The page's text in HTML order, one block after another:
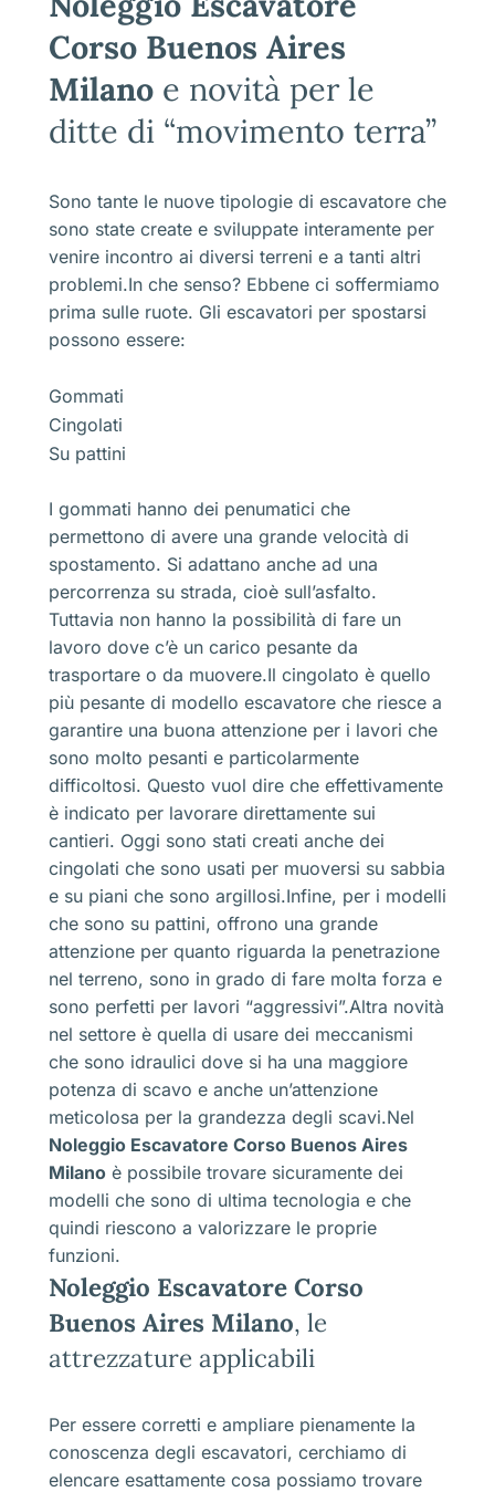
Corso Buenos Aires
Milano e novità per le
ditte di “movimento terra”
Sono tante le nuove tipologie di escavatore che
sono state create e sviluppate interamente per
venire incontro ai diversi terreni e a tanti altri
problemi.In che senso? Ebbene ci soffermiamo
prima sulle ruote. Gli escavatori per spostarsi
possono essere:
Gommati
Cingolati
Su pattini
I gommati hanno dei penumatici che
permettono di avere una grande velocità di
spostamento. Si adattano anche ad una
percorrenza su strada, cioè sull’asfalto.
Tuttavia non hanno la possibilità di fare un
lavoro dove c’è un carico pesante da
trasportare o da muovere.Il cingolato è quello
più pesante di modello escavatore che riesce a
garantire una buona attenzione per i lavori che
sono molto pesanti e particolarmente
difficoltosi. Questo vuol dire che effettivamente
è indicato per lavorare direttamente sui
cantieri. Oggi sono stati creati anche dei
cingolati che sono usati per muoversi su sabbia
e su piani che sono argillosi.Infine, per i modelli
che sono su pattini, offrono una grande
attenzione per quanto riguarda la penetrazione
nel terreno, sono in grado di fare molta forza e
sono perfetti per lavori “aggressivi”.Altra novità
nel settore è quella di usare dei meccanismi
che sono idraulici dove si ha una maggiore
potenza di scavo e anche un’attenzione
meticolosa per la grandezza degli scavi.Nel
Noleggio Escavatore Corso Buenos Aires
Milano è possibile trovare sicuramente dei
modelli che sono di ultima tecnologia e che
quindi riescono a valorizzare le proprie
funzioni.
Noleggio Escavatore Corso
Buenos Aires Milano, le
attrezzature applicabili
Per essere corretti e ampliare pienamente la
conoscenza degli escavatori, cerchiamo di
elencare esattamente cosa possiamo trovare